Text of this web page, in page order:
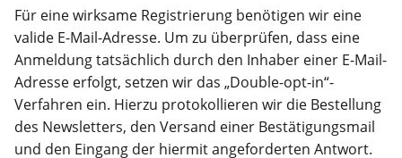
Für eine wirksame Registrierung benötigen wir eine
valide E-Mail-Adresse. Um zu überprüfen, dass eine
Anmeldung tatsächlich durch den Inhaber einer E-Mail-
Adresse erfolgt, setzen wir das „Double-opt-in“-
Verfahren ein. Hierzu protokollieren wir die Bestellung
des Newsletters, den Versand einer Bestätigungsmail
und den Eingang der hiermit angeforderten Antwort.